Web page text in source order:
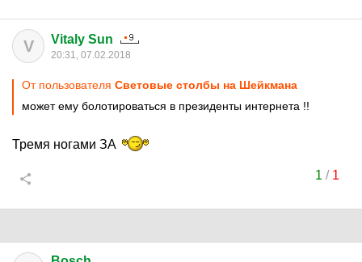
V Vitaly Sun
20:31, 07.02.2018
От пользователя Cветoвыe стoлбы на Шейкмана
может ему болотироваться в президенты интернета !!
Тремя ногами ЗА
1 / 1